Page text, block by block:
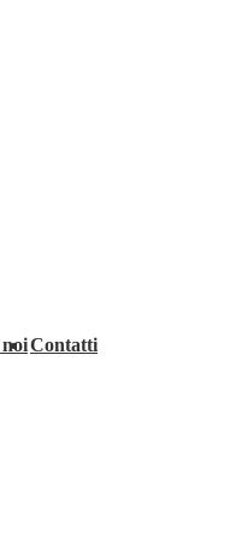
Contatti